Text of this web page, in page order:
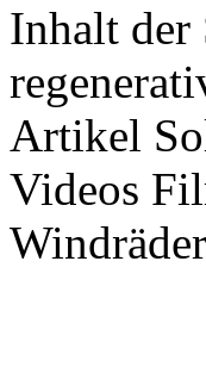
Inhalt der
Artikel
Videos